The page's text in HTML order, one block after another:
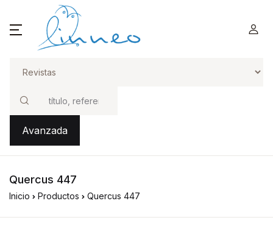
Buscar
Avanzada
Quercus 447
Inicio Productos Quercus 447